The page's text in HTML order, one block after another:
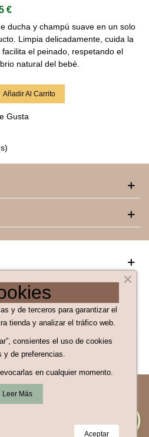
€
ducha y champú suave en un solo
Limpia delicadamente, cuida la
facilita el peinado, respetando el
natural del bebé.
Añadir Al Carrito
Gusta
👩‍⚕️
¡Hola! Soy Bea 👋
tu asistente de compra ¿En
qué puedo ayudarte?
y de terceros para garantizar el
tienda y analizar el tráfico web.
consientes el uso de cookies
y de preferencias.
en cualquier momento.
Leer Más
Aceptar